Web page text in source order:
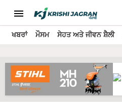
ਖਬਰਾਂ ਮੌਸਮ ਸੇਹਤ ਅਤੇ ਜੀਵਨ ਸ਼ੈਲੀ